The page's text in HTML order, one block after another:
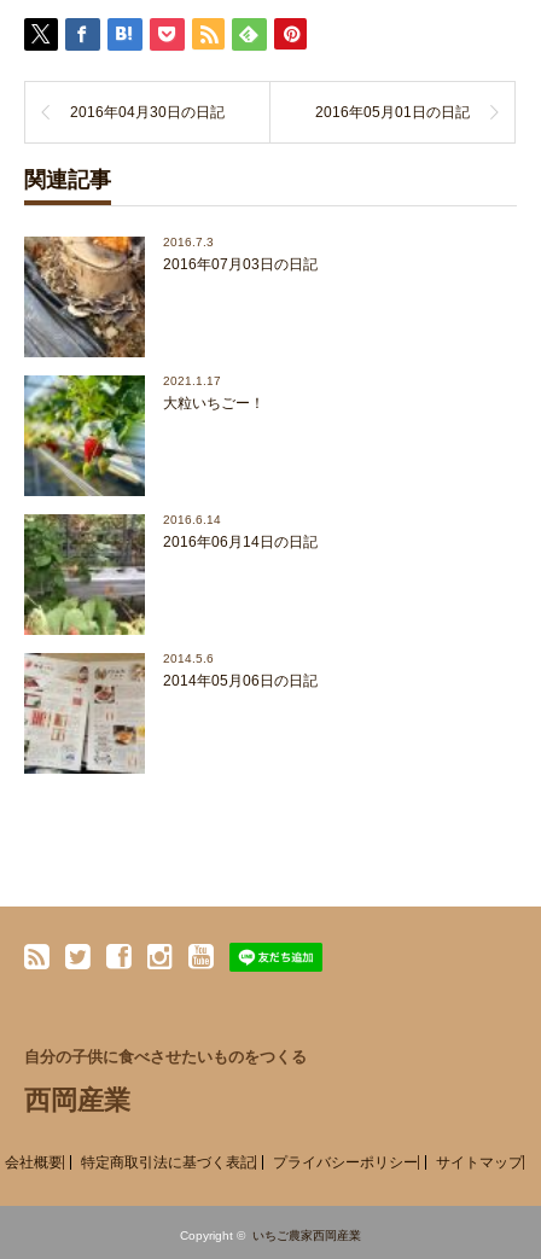
2016年04月30日の日記 2016年05月01日の日記
関連記事
2016.7.3
2016年07月03日の日記
2021.1.17
大粒いちごー！
2016.6.14
2016年06月14日の日記
2014.5.6
2014年05月06日の日記
自分の子供に食べさせたいものをつくる
西岡産業
会社概要 特定商取引法に基づく表記 プライバシーポリシー サイトマップ
Copyright © いちご農家西岡産業